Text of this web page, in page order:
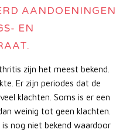
AANDOENINGEN
EN
zijn het meest bekend.
Er zijn periodes dat de
klachten. Soms is er een
weinig tot geen klachten.
nog niet bekend waardoor